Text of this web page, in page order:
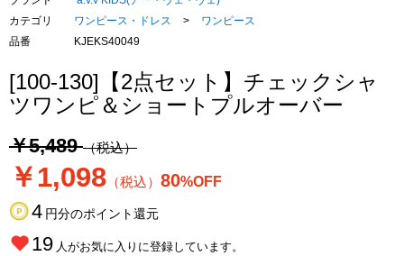
カテゴリ
ワンピース・ドレス >
ワンピース
品番
KJEKS40049
[100-130]【2点セット】チェックシャ
ツワンピ＆ショートプルオーバー
￥5,489（税込）
￥1,098 （税込） 80%OFF
4 円分のポイント還元
19 人がお気に入りに登録しています。